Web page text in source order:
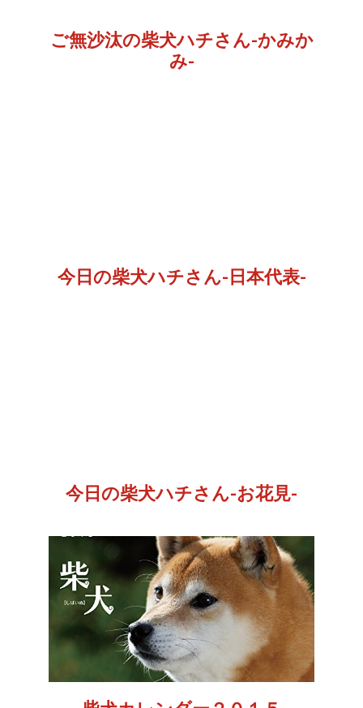
ご無沙汰の柴犬ハチさん-かみか
み-
今日の柴犬ハチさん-日本代表-
今日の柴犬ハチさん-お花見-